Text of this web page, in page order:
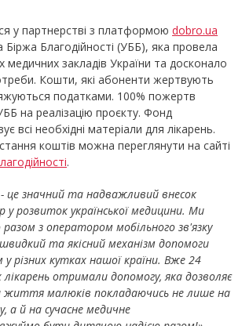
у партнерстві з платформою dobro.ua
Благодійності (УББ), яка провела
медичних закладів України та досконало
Кошти, які абоненти жертвують
податками. 100% пожертв
на реалізацію проєкту. Фонд
всі необхідні матеріали для лікарень.
коштів можна переглянути на сайті
.
це значний та надважливий внесок
у розвиток української медицини. Ми
з оператором мобільного зв'язку
та якісний механізм допомоги
різних кутках нашої країни. Вже 24
лікарень отримали допомогу, яка дозволяє
малюків покладаючись не лише на
а й на сучасне медичне